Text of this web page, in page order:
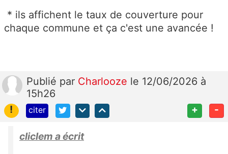
* ils affichent le taux de couverture pour
chaque commune et ça c'est une avancée !
Publié par Charlooze le 12/06/2026 à
15h26
!
citer + -
cliclem a écrit